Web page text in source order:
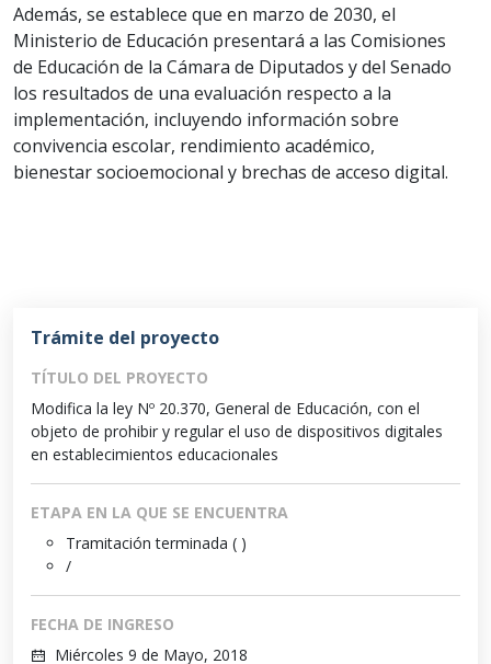
Además, se establece que en marzo de 2030, el
Ministerio de Educación presentará a las Comisiones
de Educación de la Cámara de Diputados y del Senado
los resultados de una evaluación respecto a la
implementación, incluyendo información sobre
convivencia escolar, rendimiento académico,
bienestar socioemocional y brechas de acceso digital.
Trámite del proyecto
TÍTULO DEL PROYECTO
Modifica la ley Nº 20.370, General de Educación, con el
objeto de prohibir y regular el uso de dispositivos digitales
en establecimientos educacionales
ETAPA EN LA QUE SE ENCUENTRA
Tramitación terminada ( )
/
FECHA DE INGRESO
Miércoles 9 de Mayo, 2018